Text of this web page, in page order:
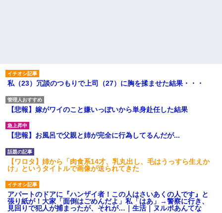
私（23）冗談のつもりで上司（27）に胸を揉ませた結果・・・
【悲報】嫁がワイのこと嫌いっぽいから単身赴任した結果
【悲報】お風呂で父親と姉が完全に行為してるんだが...
【ワロタ】姉から「肉食系14才、乳丸出し、毛はうっすら生えか
け」というタイトルで画像が送られてきた
アパートのドアに『ハンザイ者！この人はさいあくの人です』と
張り紙が！大家「面倒はごめんだよ」私「はあ」→警察に行き、
見回りで犯人が捕まったが、それが…｜生活｜ヌルポあんてな